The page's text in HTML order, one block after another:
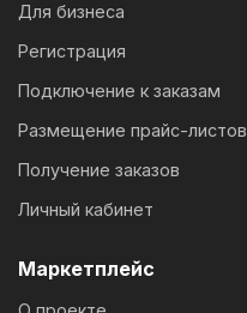
Для бизнеса
Регистрация
Подключение к заказам
Размещение прайс-листов
Получение заказов
Личный кабинет
Маркетплейс